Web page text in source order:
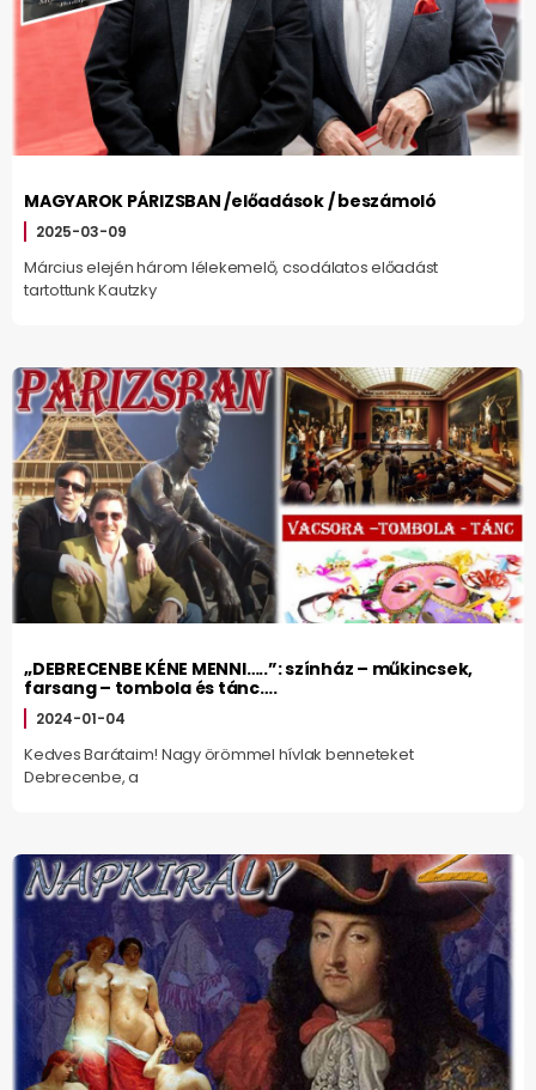
MAGYAROK PÁRIZSBAN /előadások / beszámoló
2025-03-09
Március elején három lélekemelő, csodálatos előadást
tartottunk Kautzky
„DEBRECENBE KÉNE MENNI…..”: színház – műkincsek,
farsang – tombola és tánc….
2024-01-04
Kedves Barátaim! Nagy örömmel hívlak benneteket
Debrecenbe, a